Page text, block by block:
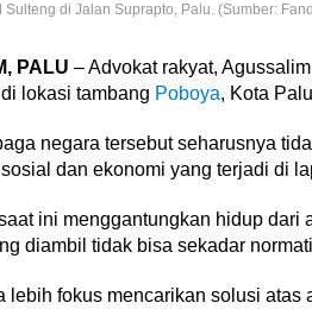
Sulteng di Jalan Suprapto, Palu. (Sumber:
PALU – Advokat rakyat,
lokasi tambang Poboya, Kota
negara tersebut seharusnya
dan ekonomi yang terjadi di
ini menggantungkan hidup
diambil tidak bisa sekadar
lebih fokus mencarikan solusi